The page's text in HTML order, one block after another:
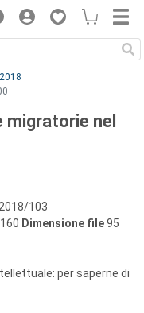
2018
nel
2018/103
Dimensione file95
per saperne di